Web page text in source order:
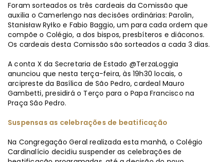
Foram sorteados os três cardeais da Comissão que
auxilia o Camerlengo nas decisões ordinárias: Parolin,
Stanisław Ryłko e Fabio Baggio, um para cada ordem que
compõe o Colégio, a dos bispos, presbíteros e diáconos.
Os cardeais desta Comissão são sorteados a cada 3 dias.
A conta X da Secretaria de Estado @TerzaLoggia
anunciou que nesta terça-feira, às 19h30 locais, o
arcipreste da Basílica de São Pedro, cardeal Mauro
Gambetti, presidirá o Terço para o Papa Francisco na
Praça São Pedro.
Suspensas as celebrações de beatificação
Na Congregação Geral realizada esta manhã, o Colégio
Cardinalício decidiu suspender as celebrações de